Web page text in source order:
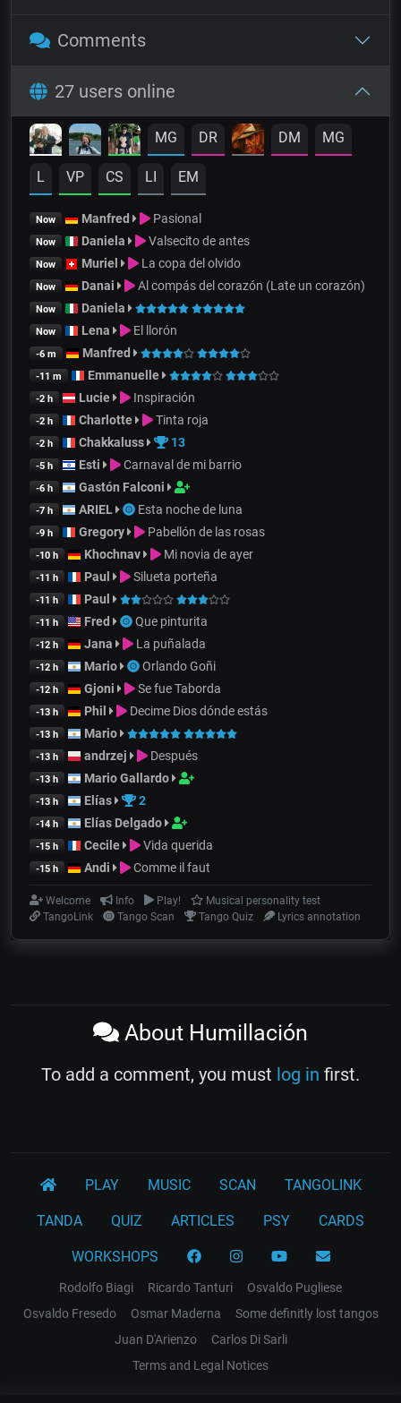
Comments
27 users online
MG DR DM MG
L VP CS LI EM
Now Manfred Pasional
Now Daniela Valsecito de antes
Now Muriel La copa del olvido
Now Danai Al compás del corazón (Late un corazón)
Now Daniela
Now Lena El llorón
-6 m Manfred
-11 m Emmanuelle
-2 h Lucie Inspiración
-2 h Charlotte Tinta roja
-2 h Chakkaluss 13
-5 h Esti Carnaval de mi barrio
-6 h Gastón Falconi
-7 h ARIEL Esta noche de luna
-9 h Gregory Pabellón de las rosas
-10 h Khochnav Mi novia de ayer
-11 h Paul Silueta porteña
-11 h Paul
-11 h Fred Que pinturita
-12 h Jana La puñalada
-12 h Mario Orlando Goñi
-12 h Gjoni Se fue Taborda
-13 h Phil Decime Dios dónde estás
-13 h Mario
-13 h andrzej Después
-13 h Mario Gallardo
-13 h Elías 2
-14 h Elías Delgado
-15 h Cecile Vida querida
-15 h Andi Comme il faut
Welcome Info Play!
Musical personality test
TangoLink
Tango Scan Tango Quiz Lyrics annotation
About Humillación
To add a comment, you must log in first.
PLAY MUSIC SCAN TANGOLINK
TANDA QUIZ ARTICLES PSY CARDS
WORKSHOPS
Rodolfo Biagi Ricardo Tanturi
Osvaldo Pugliese
Osvaldo Fresedo
Osmar Maderna
Some definitly lost tangos
Juan D'Arienzo
Carlos Di Sarli
Terms and Legal Notices